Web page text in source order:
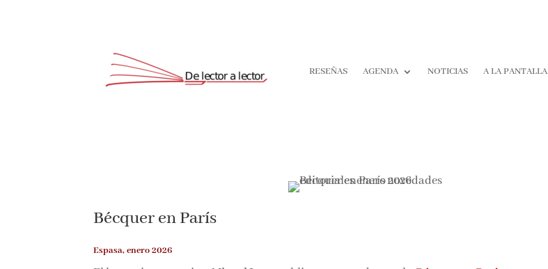
RESEÑAS AGENDA NOTICIAS A LA PANTALLA
Bécquer en París
Espasa, enero 2026